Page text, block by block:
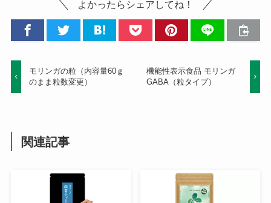
よかったらシェアしてね！
モリンガの粒（内容量60ｇ
のまま粒数変更）
機能性表示食品 モリンガ
GABA（粒タイプ）
関連記事